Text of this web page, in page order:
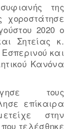
της
χοροστάτησε
2020 ο
Σητείας κ.
και
Κανόνα
τους
επίκαιρα
στην
τελέσθηκε